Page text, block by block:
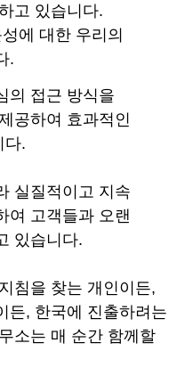
고 있습니다.
에 대한 우리의
.
의 접근 방식을
공하여 효과적인
다.
실질적이고 지속
여 고객들과 오랜
있습니다.
침을 찾는 개인이든,
든, 한국에 진출하려는
소는 매 순간 함께할